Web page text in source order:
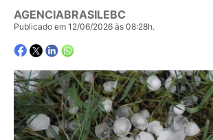
AGENCIABRASILEBC
Publicado em 12/06/2026 às 08:28h.